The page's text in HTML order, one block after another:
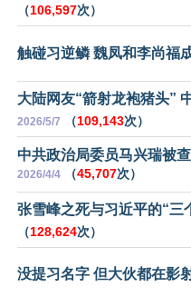
（106,597次）
触碰习逆鳞 魏凤和李尚福
大陆网友“箭射龙袍猪头”
2026/5/7 （109,143次）
中共政治局委员马兴瑞被
2026/4/4 （45,707次）
张雪峰之死与习近平的“三
（128,624次）
没提习名字 但大伙都在影